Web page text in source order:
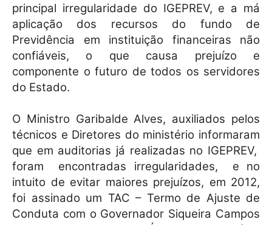
principal irregularidade do IGEPREV, e a má
aplicação dos recursos do fundo de
Previdência em instituição financeiras não
confiáveis, o que causa prejuízo e
componente o futuro de todos os servidores
do Estado.
O Ministro Garibalde Alves, auxiliados pelos
técnicos e Diretores do ministério informaram
que em auditorias já realizadas no IGEPREV,
foram encontradas irregularidades, e no
intuito de evitar maiores prejuízos, em 2012,
foi assinado um TAC – Termo de Ajuste de
Conduta com o Governador Siqueira Campos